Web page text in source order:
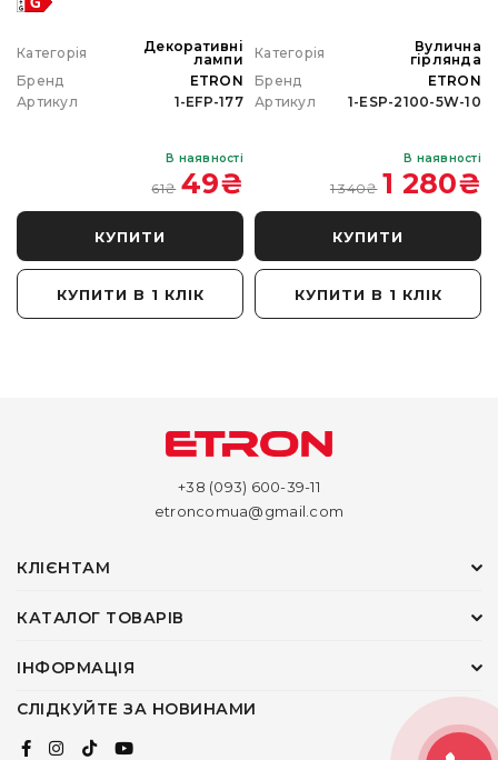
Категорія
Декоративні
лампи
Бренд
ETRON
Артикул
1-EFP-177
В наявності
61₴ 49₴
КУПИТИ
КУПИТИ В 1 КЛІК
Категорія
Вулична
гірлянда
Бренд
ETRON
Артикул
1-ESP-2100-5W-10
В наявності
1 340₴ 1 280₴
КУПИТИ
КУПИТИ В 1 КЛІК
+38 (093) 600-39-11
etroncomua@gmail.com
КЛІЄНТАМ
КАТАЛОГ ТОВАРІВ
ІНФОРМАЦІЯ
СЛІДКУЙТЕ ЗА НОВИНАМИ